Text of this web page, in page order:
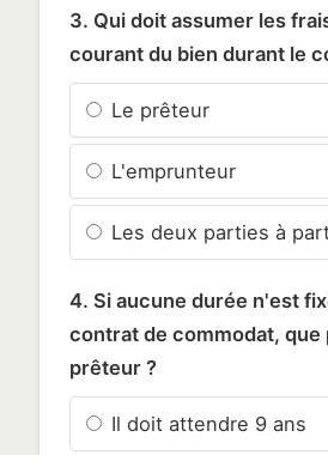
3. Qui doit assumer les
courant du bien durant le
Le prêteur
L'emprunteur
Les deux parties à
4. Si aucune durée n'est
contrat de commodat, que
prêteur ?
Il doit attendre 9 ans